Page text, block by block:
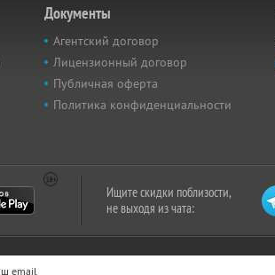
Документы
Агентский договор
Лицензионный договор
Публичная оферта
Политика конфиденциальности
Ищите скидки поблизости,
не выходя из чата: